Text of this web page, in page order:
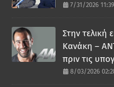
7/31/2026
Στην
Κανάκη –
πριν τις
8/03/2026